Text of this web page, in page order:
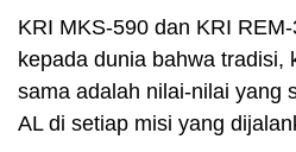
KRI MKS-590 dan KRI
kepada dunia bahwa tradisi,
sama adalah nilai-nilai yang
AL di setiap misi yang